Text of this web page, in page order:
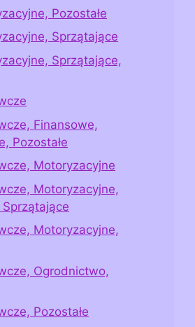
Pozostałe
Sprzątające
Sprzątające,
Finansowe,
Pozostałe
Motoryzacyjne
Motoryzacyjne,
Motoryzacyjne,
Ogrodnictwo,
Pozostałe